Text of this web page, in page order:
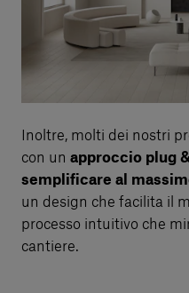
Inoltre, molti dei nostri
con un approccio plug
semplificare al
un design che facilita il
processo intuitivo che
cantiere.